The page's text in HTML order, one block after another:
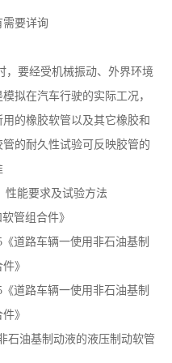
需要详询
，要经受机械振动、外界环境
拟在汽车行驶的实际工况，
的橡胶软管以及其它橡胶和
的耐久性试验可反映胶管的
性能要求及试验方法
管组合件》
《道路车辆一使用非石油基制
》
《道路车辆一使用非石油基制
》
石油基制动液的液压制动软管